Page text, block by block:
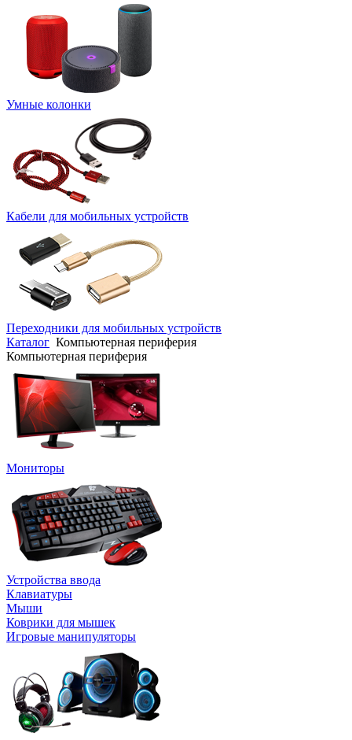
Умные колонки
Кабели для мобильных устройств
Переходники для мобильных устройств
Каталог Компьютерная периферия
Компьютерная периферия
Мониторы
Устройства ввода
Клавиатуры
Мыши
Коврики для мышек
Игровые манипуляторы